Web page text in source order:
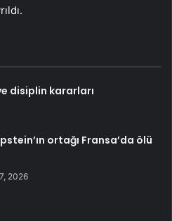
disiplin kararları
ortağı Fransa’da ölü
2026